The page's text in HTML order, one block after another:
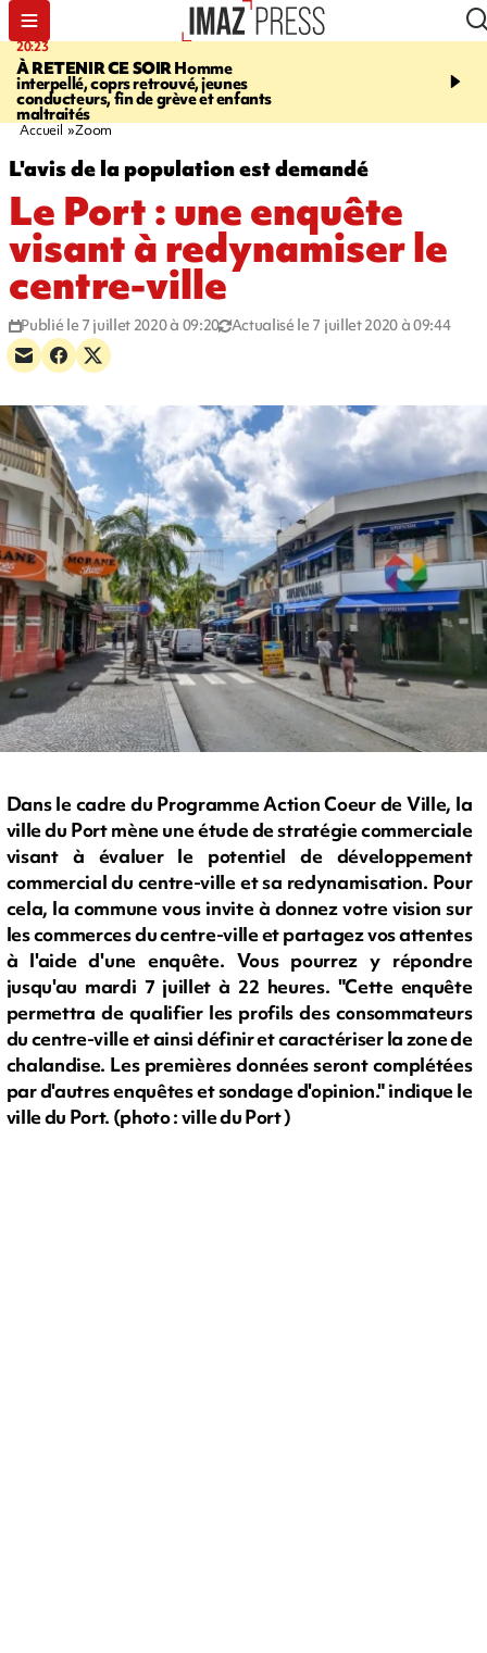
20:23
À RETENIR CE SOIRHomme
interpellé, coprs retrouvé, jeunes
conducteurs, fin de grève et enfants
maltraités
06:04
à La Réunion - des
Accueil Zoom
L'avis de la population est demandé
Le Port : une enquête
visant à redynamiser le
centre-ville
Publié le 7 juillet 2020 à 09:20 Actualisé le 7 juillet 2020 à 09:44
Dans le cadre du Programme Action Coeur de Ville, la
ville du Port mène une étude de stratégie commerciale
visant à évaluer le potentiel de développement
commercial du centre-ville et sa redynamisation. Pour
cela, la commune vous invite à donnez votre vision sur
les commerces du centre-ville et partagez vos attentes
à l'aide d'une enquête. Vous pourrez y répondre
jusqu'au mardi 7 juillet à 22 heures. "Cette enquête
permettra de qualifier les profils des consommateurs
du centre-ville et ainsi définir et caractériser la zone de
chalandise. Les premières données seront complétées
par d'autres enquêtes et sondage d'opinion." indique le
ville du Port. (photo : ville du Port )